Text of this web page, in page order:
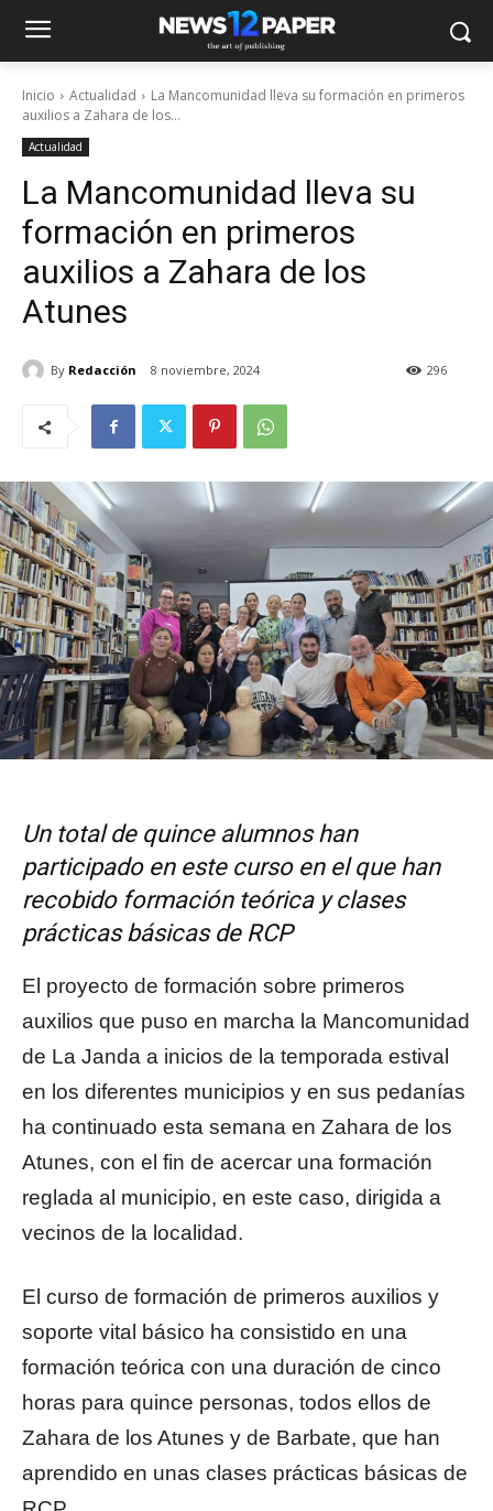
Inicio Actualidad
La Mancomunidad lleva su formación en primeros
auxilios a Zahara de los...
Actualidad
La Mancomunidad lleva su
formación en primeros
auxilios a Zahara de los
Atunes
By Redacción 8 noviembre, 2024 296
Un total de quince alumnos han
participado en este curso en el que han
recobido formación teórica y clases
prácticas básicas de RCP
El proyecto de formación sobre primeros
auxilios que puso en marcha la Mancomunidad
de La Janda a inicios de la temporada estival
en los diferentes municipios y en sus pedanías
ha continuado esta semana en Zahara de los
Atunes, con el fin de acercar una formación
reglada al municipio, en este caso, dirigida a
vecinos de la localidad.
El curso de formación de primeros auxilios y
soporte vital básico ha consistido en una
formación teórica con una duración de cinco
horas para quince personas, todos ellos de
Zahara de los Atunes y de Barbate, que han
aprendido en unas clases prácticas básicas de